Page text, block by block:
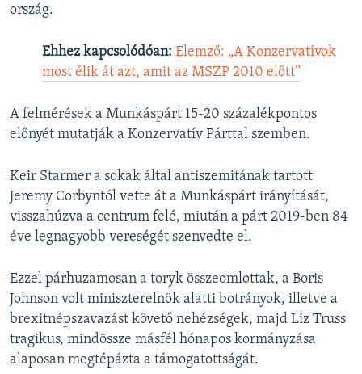
ország.
Ehhez kapcsolódóan: Elemző: „A Konzervatívok
most élik át azt, amit az MSZP 2010 előtt”
A felmérések a Munkáspárt 15-20 százalékpontos
előnyét mutatják a Konzervatív Párttal szemben.
Keir Starmer a sokak által antiszemitának tartott
Jeremy Corbyntól vette át a Munkáspárt irányítását,
visszahúzva a centrum felé, miután a párt 2019-ben 84
éve legnagyobb vereségét szenvedte el.
Ezzel párhuzamosan a toryk összeomlottak, a Boris
Johnson volt miniszterelnök alatti botrányok, illetve a
brexitnépszavazást követő nehézségek, majd Liz Truss
tragikus, mindössze másfél hónapos kormányzása
alaposan megtépázta a támogatottságát.